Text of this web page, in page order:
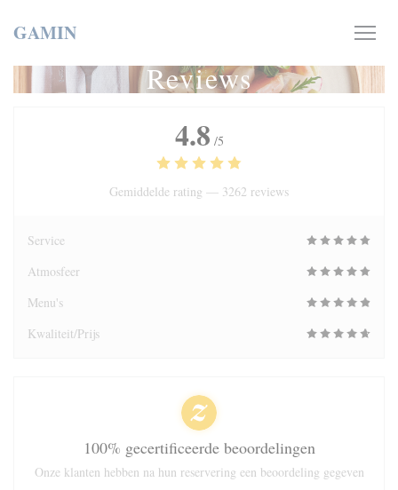
GAMIN
Reviews
4.8 /5
Gemiddelde rating — 3262 reviews
Service
Atmosfeer
Menu's
Kwaliteit/Prijs
100% gecertificeerde beoordelingen
Onze klanten hebben na hun reservering een beoordeling gegeven